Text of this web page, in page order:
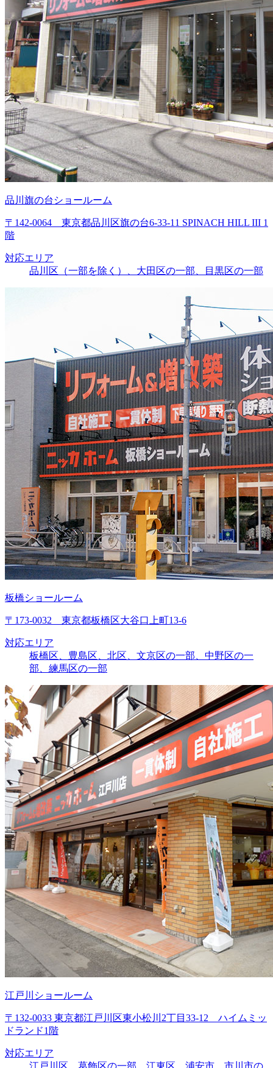
品川旗の台ショールーム
〒142-0064 東京都品川区旗の台6-33-11 SPINACH HILL III 1
階
対応エリア
品川区（一部を除く）、大田区の一部、目黒区の一部
板橋ショールーム
〒173-0032 東京都板橋区大谷口上町13-6
対応エリア
板橋区、豊島区、北区、文京区の一部、中野区の一
部、練馬区の一部
江戸川ショールーム
〒132-0033 東京都江戸川区東小松川2丁目33-12 ハイムミッ
ドランド1階
対応エリア
江戸川区、葛飾区の一部、江東区、浦安市、市川市の